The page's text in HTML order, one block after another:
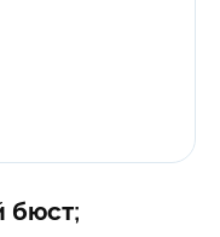
бюст;